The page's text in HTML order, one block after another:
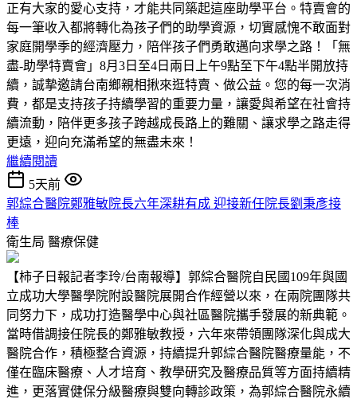
正有大家的愛心支持，才能共同築起這座助學平台。特賣會的
每一筆收入都將轉化為孩子們的助學資源，切實感愧不敢面對
家庭開學季的經濟壓力，陪伴孩子們勇敢邁向求學之路！「無
盡-助學特賣會」8月3日至4日兩日上午9點至下午4點半開放持
續，誠摯邀請台南鄉親相揪來逛特賣、做公益。您的每一次消
費，都是支持孩子持續學習的重要力量，讓愛與希望在社會持
續流動，陪伴更多孩子跨越成長路上的難關、讓求學之路走得
更遠，迎向充滿希望的無盡未來！
繼續閱讀
5天前
郭綜合醫院鄭雅敏院長六年深耕有成 迎接新任院長劉秉彥接
棒
衛生局 醫療保健
【柿子日報記者李玲/台南報導】郭綜合醫院自民國109年與國
立成功大學醫學院附設醫院展開合作經營以來，在兩院團隊共
同努力下，成功打造醫學中心與社區醫院攜手發展的新典範。
當時借調接任院長的鄭雅敏教授，六年來帶領團隊深化與成大
醫院合作，積極整合資源，持續提升郭綜合醫院醫療量能，不
僅在臨床醫療、人才培育、教學研究及醫療品質等方面持續精
進，更落實健保分級醫療與雙向轉診政策，為郭綜合醫院永續